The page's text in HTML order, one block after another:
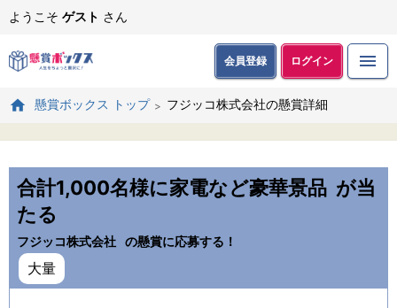
ようこそ ゲスト さん
会員登録 ログイン
懸賞ボックス トップ フジッコ株式会社の懸賞詳細
合計1,000名様に家電など豪華景品 が当
たる
フジッコ株式会社 の懸賞に応募する！
大量